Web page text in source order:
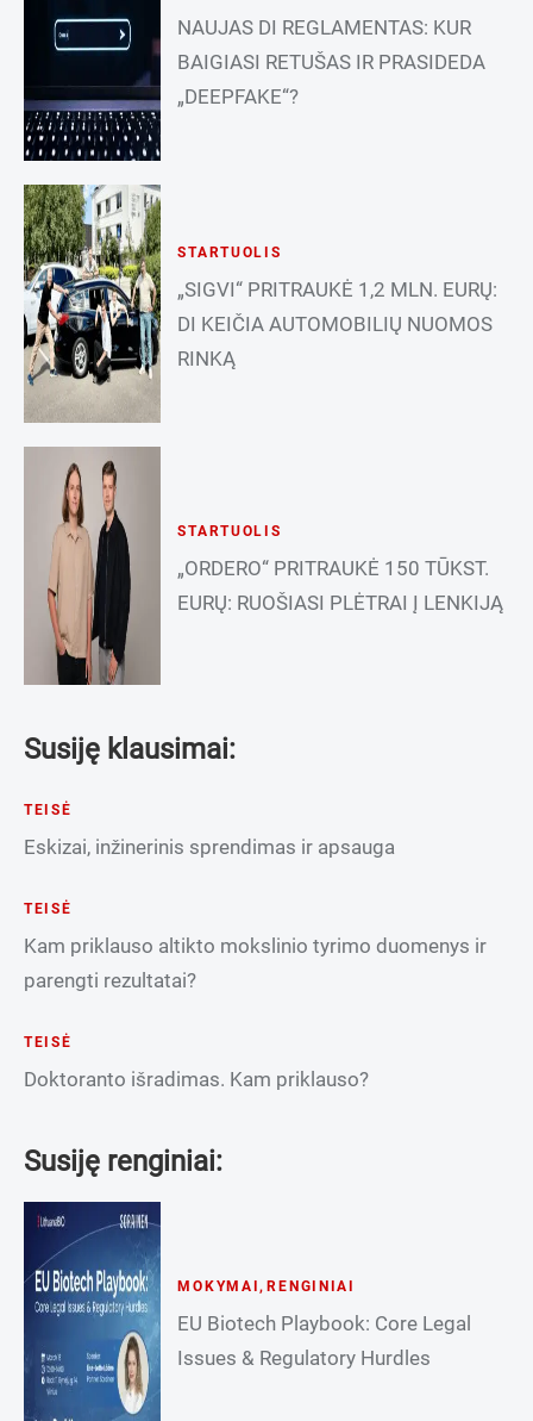
NAUJAS DI REGLAMENTAS: KUR
BAIGIASI RETUŠAS IR PRASIDEDA
„DEEPFAKE“?
STARTUOLIS
„SIGVI“ PRITRAUKĖ 1,2 MLN. EURŲ:
DI KEIČIA AUTOMOBILIŲ NUOMOS
RINKĄ
STARTUOLIS
„ORDERO“ PRITRAUKĖ 150 TŪKST.
EURŲ: RUOŠIASI PLĖTRAI Į LENKIJĄ
Susiję klausimai:
TEISĖ
Eskizai, inžinerinis sprendimas ir apsauga
TEISĖ
Kam priklauso altikto mokslinio tyrimo duomenys ir
parengti rezultatai?
TEISĖ
Doktoranto išradimas. Kam priklauso?
Susiję renginiai:
MOKYMAI, RENGINIAI
EU Biotech Playbook: Core Legal
Issues & Regulatory Hurdles